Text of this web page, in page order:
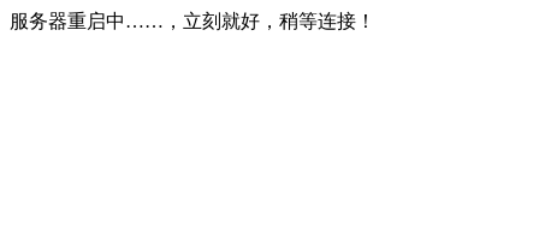
服务器重启中……，立刻就好，稍等连接！